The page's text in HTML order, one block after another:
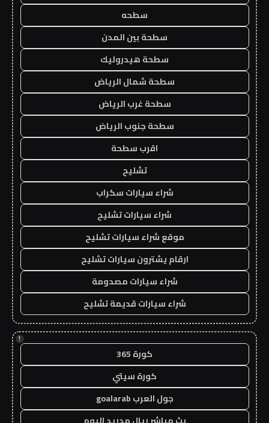
سطحه
سطحة بين المدن
سطحة هيدروليك
سطحة شمال الرياض
سطحة غرب الرياض
سطحة جنوب الرياض
اقرب سطحة
تشليح
شراء سيارات سكراب
شراء سيارات تشليح
موقع شراء سيارات تشليح
ارقام يشترون سيارات تشليح
شراء سيارات مصدومة
شراء سيارات قديمة تشليح
!
كورة 365
كورة سيتي
جول العرب goalarab